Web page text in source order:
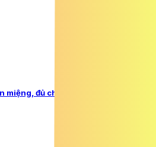
miệng, đủ chất, dễ tiêu trong những